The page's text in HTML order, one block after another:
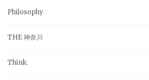
Philosophy
THE 神奈川
Think.